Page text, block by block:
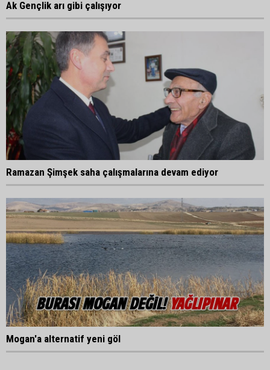
Ak Gençlik arı gibi çalışıyor
Ramazan Şimşek saha çalışmalarına devam ediyor
Mogan'a alternatif yeni göl